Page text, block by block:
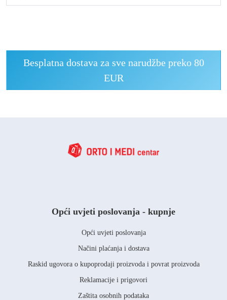
Besplatna dostava za sve narudžbe preko 80
EUR
Opći uvjeti poslovanja - kupnje
Opći uvjeti poslovanja
Načini plaćanja i dostava
Raskid ugovora o kupoprodaji proizvoda i povrat proizvoda
Reklamacije i prigovori
Zaštita osobnih podataka